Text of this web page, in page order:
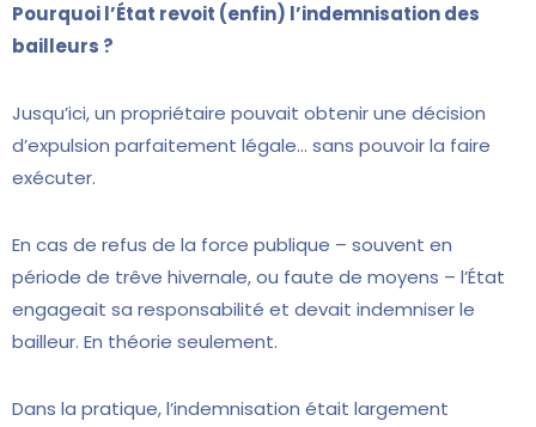
Pourquoi l’État revoit (enfin) l’indemnisation des
bailleurs ?
Jusqu’ici, un propriétaire pouvait obtenir une décision
d’expulsion parfaitement légale… sans pouvoir la faire
exécuter.
En cas de refus de la force publique – souvent en
période de trêve hivernale, ou faute de moyens – l’État
engageait sa responsabilité et devait indemniser le
bailleur. En théorie seulement.
Dans la pratique, l’indemnisation était largement